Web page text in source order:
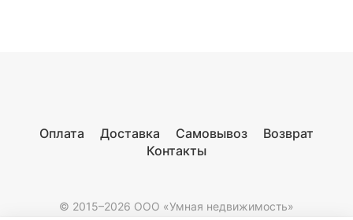
Оплата Доставка Самовывоз
Возврат
Контакты
© 2015–2026 ООО «Умная недвижимость»